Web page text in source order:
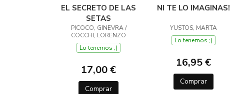
EL SECRETO DE LAS
SETAS
PICOCO, GINEVRA /
COCCHI, LORENZO
Lo tenemos ;)
17,00 €
Comprar
NI TE LO IMAGINAS!
YUSTOS, MARTA
Lo tenemos ;)
16,95 €
Comprar